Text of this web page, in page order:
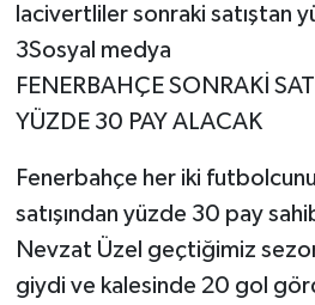
lacivertliler sonraki satıştan
3Sosyal medya
FENERBAHÇE SONRAKİ
YÜZDE 30 PAY ALACAK
Fenerbahçe her iki
satışından yüzde 30 pay
Nevzat Üzel geçtiğimiz
giydi ve kalesinde 20 gol
Atletizm
Hentbol
Bisiklet